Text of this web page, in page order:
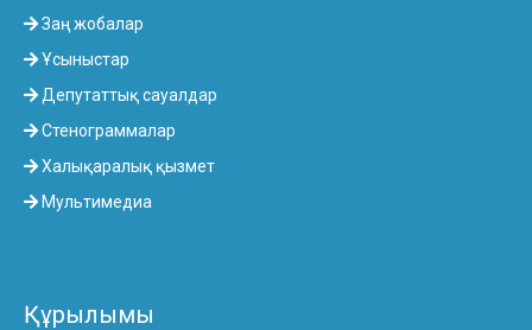
Заң жобалар
Ұсыныстар
Депутаттық сауалдар
Стенограммалар
Халықаралық қызмет
Мультимедиа
Құрылымы